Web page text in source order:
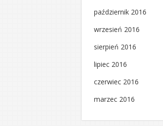
październik 2016
wrzesień 2016
sierpień 2016
lipiec 2016
czerwiec 2016
marzec 2016